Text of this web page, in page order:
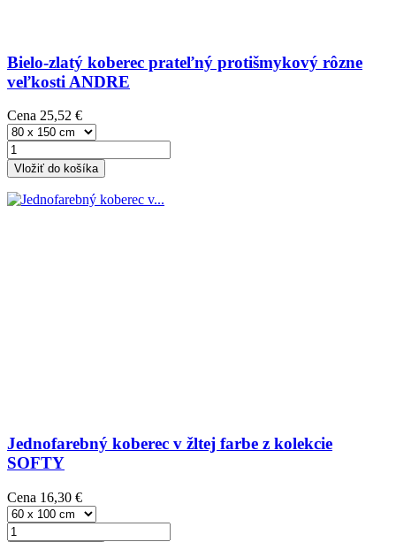
Bielo-zlatý koberec prateľný protišmykový rôzne
veľkosti ANDRE
Cena 25,52 €
Vložiť do košíka
Jednofarebný koberec v žltej farbe z kolekcie
SOFTY
Cena 16,30 €